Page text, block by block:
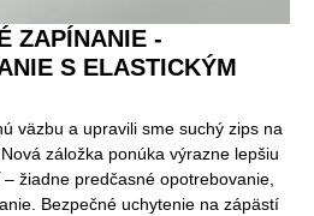
ZAPÍNANIE -
S ELASTICKÝM
väzbu a upravili sme suchý zips na
záložka ponúka výrazne lepšiu
žiadne predčasné opotrebovanie,
Bezpečné uchytenie na zápästí